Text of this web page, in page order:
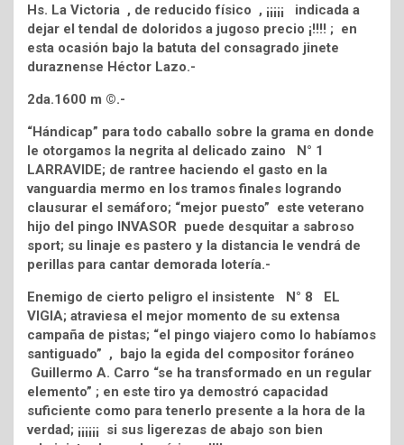
Hs. La Victoria , de reducido físico , ¡¡¡¡¡ indicada a
dejar el tendal de doloridos a jugoso precio ¡!!!! ; en
esta ocasión bajo la batuta del consagrado jinete
duraznense Héctor Lazo.-
2da.1600 m ©.-
“Hándicap” para todo caballo sobre la grama en donde
le otorgamos la negrita al delicado zaino N° 1
LARRAVIDE; de rantree haciendo el gasto en la
vanguardia mermo en los tramos finales logrando
clausurar el semáforo; “mejor puesto” este veterano
hijo del pingo INVASOR puede desquitar a sabroso
sport; su linaje es pastero y la distancia le vendrá de
perillas para cantar demorada lotería.-
Enemigo de cierto peligro el insistente N° 8 EL
VIGIA; atraviesa el mejor momento de su extensa
campaña de pistas; “el pingo viajero como lo habíamos
santiguado” , bajo la egida del compositor foráneo
Guillermo A. Carro “se ha transformado en un regular
elemento” ; en este tiro ya demostró capacidad
suficiente como para tenerlo presente a la hora de la
verdad; ¡¡¡¡¡¡ si sus ligerezas de abajo son bien